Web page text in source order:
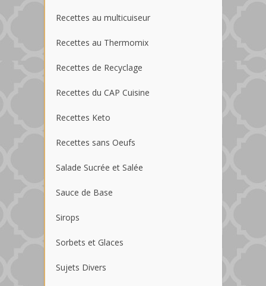
Recettes au multicuiseur
Recettes au Thermomix
Recettes de Recyclage
Recettes du CAP Cuisine
Recettes Keto
Recettes sans Oeufs
Salade Sucrée et Salée
Sauce de Base
Sirops
Sorbets et Glaces
Sujets Divers